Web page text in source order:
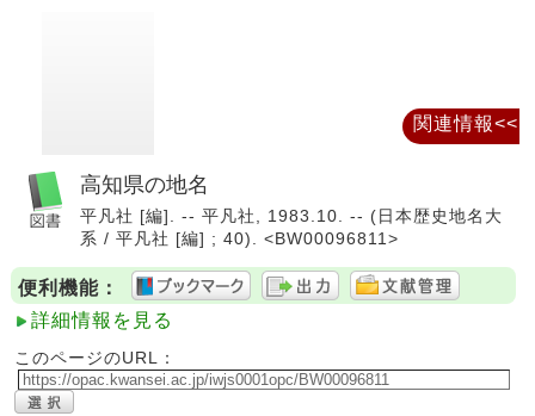
高知県の地名
平凡社 [編]. -- 平凡社, 1983.10. -- (日本歴史地名大
系 / 平凡社 [編] ; 40). <BW00096811>
便利機能：
詳細情報を見る
このページのURL：
関連情報<<